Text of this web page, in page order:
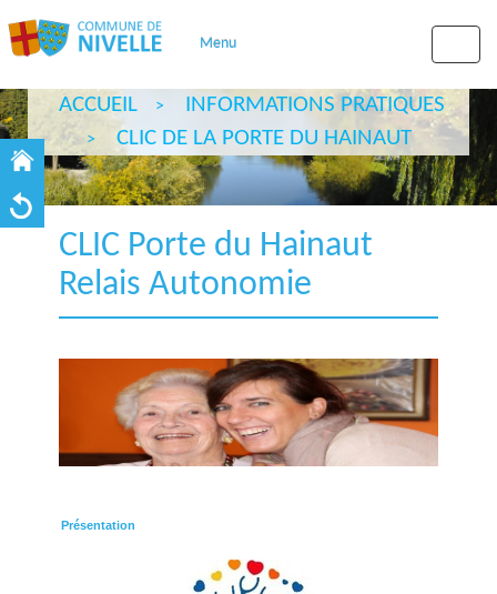
Menu
ACCUEIL
INFORMATIONS PRATIQUES
CLIC DE LA PORTE DU HAINAUT
CLIC Porte du Hainaut
Relais Autonomie
Présentation